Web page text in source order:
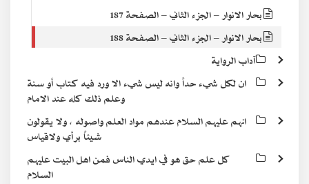
بحار الانوار – الجزء الثاني – الصفحة 187
بحار الانوار – الجزء الثاني – الصفحة 188
آداب الرواية
ان لكل شيء حداً وانه ليس شيء الا ورد فيه كتاب أو سنة
وعلم ذلك كله عند الامام
انهم عليهم السلام عندهم مواد العلم واصوله ، ولا يقولون
شيئاً برأي ولاقياس
كل علم حق هو في ايدي الناس فمن اهل البيت عليهم
السلام